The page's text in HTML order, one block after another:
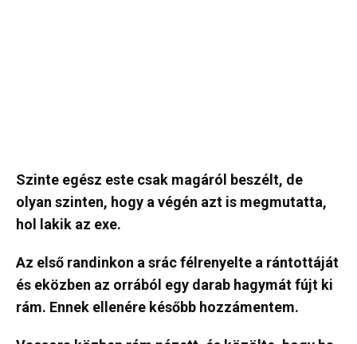
Szinte egész este csak magáról beszélt, de
olyan szinten, hogy a végén azt is megmutatta,
hol lakik az exe.
Az első randinkon a srác félrenyelte a rántottáját
és eközben az orrából egy darab hagymát fújt ki
rám. Ennek ellenére később hozzámentem.